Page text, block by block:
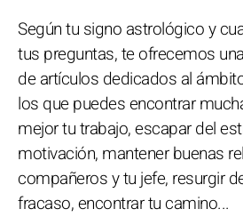
Según tu signo astrológico y
tus preguntas, te ofrecemos
de artículos dedicados al
los que puedes encontrar
mejor tu trabajo, escapar del
motivación, mantener buenas
compañeros y tu jefe, resurgir
fracaso, encontrar tu camino...